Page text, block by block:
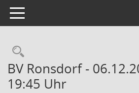
Toggle navigation
Rechercheauswahl
BV Ronsdorf -
19:45 Uhr